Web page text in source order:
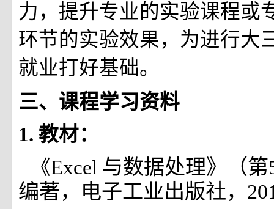
力，提升专业的实验课程或
环节的实验效果，为进行大
就业打好基础。
三、课程学习资料
1. 教材：
《Excel 与数据处理》（
编著，电子工业出版社，